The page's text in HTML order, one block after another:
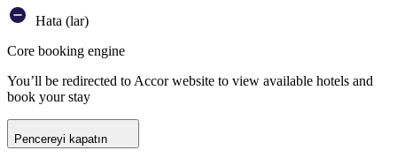
Hata (lar)
Core booking engine
You’ll be redirected to Accor website to view available hotels and
book your stay
Pencereyi kapatın